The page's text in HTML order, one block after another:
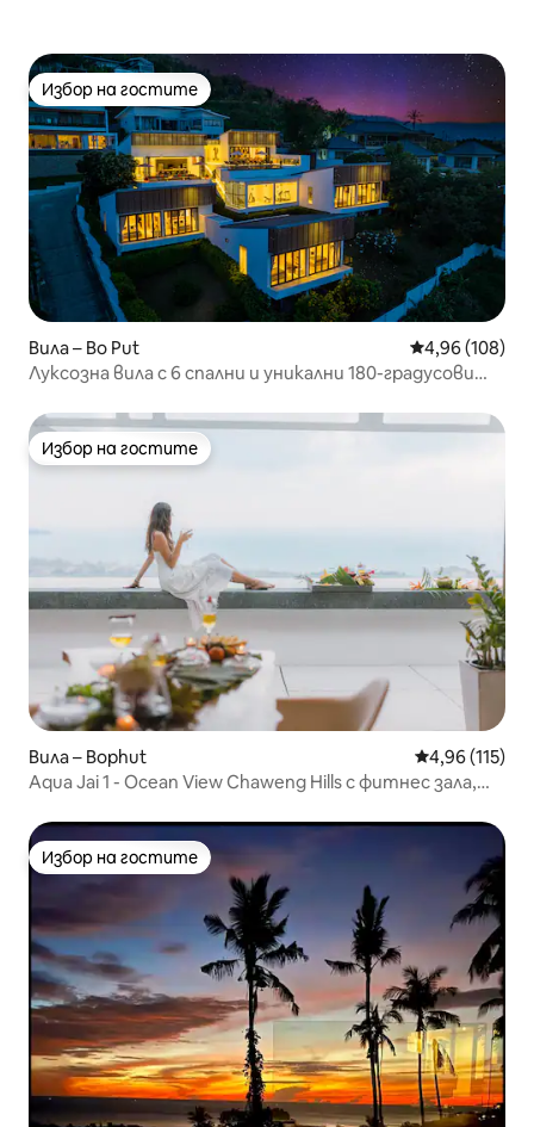
Избор на гостите
Избор на гостите
Вила – Bo Put Средна
4,96 (108)
Луксозна вила с 6 спални и уникални 180-градусови
Избор на гостите
Избор на гостите
Вила – Bophut Средна
4,96 (115)
Aqua Jai 1 - Ocean View Chaweng Hills с фитнес зала,
Избор на гостите
Избор на гостите